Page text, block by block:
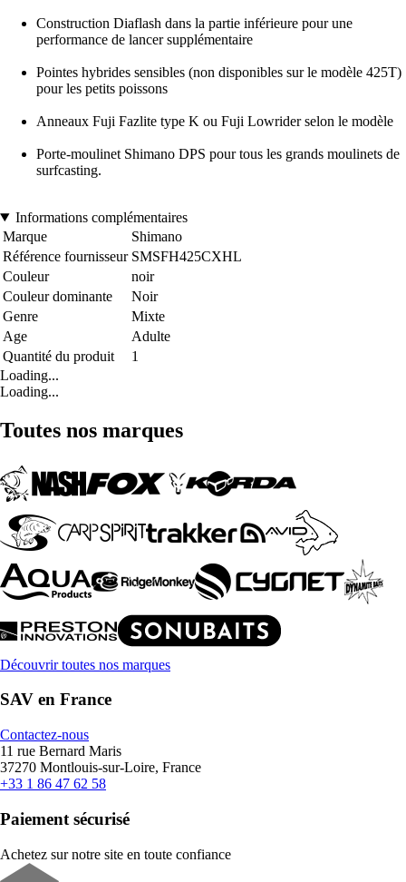
Construction Diaflash dans la partie inférieure pour une
performance de lancer supplémentaire
Pointes hybrides sensibles (non disponibles sur le modèle 425T)
pour les petits poissons
Anneaux Fuji Fazlite type K ou Fuji Lowrider selon le modèle
Porte-moulinet Shimano DPS pour tous les grands moulinets de
surfcasting.
Informations complémentaires
Marque
Shimano
Référence fournisseur SMSFH425CXHL
Couleur
noir
Couleur dominante
Noir
Genre
Mixte
Age
Adulte
Quantité du produit
1
Loading...
Loading...
Toutes nos marques
Découvrir toutes nos marques
SAV en France
Contactez-nous
11 rue Bernard Maris
37270 Montlouis-sur-Loire, France
+33 1 86 47 62 58
Paiement sécurisé
Achetez sur notre site en toute confiance